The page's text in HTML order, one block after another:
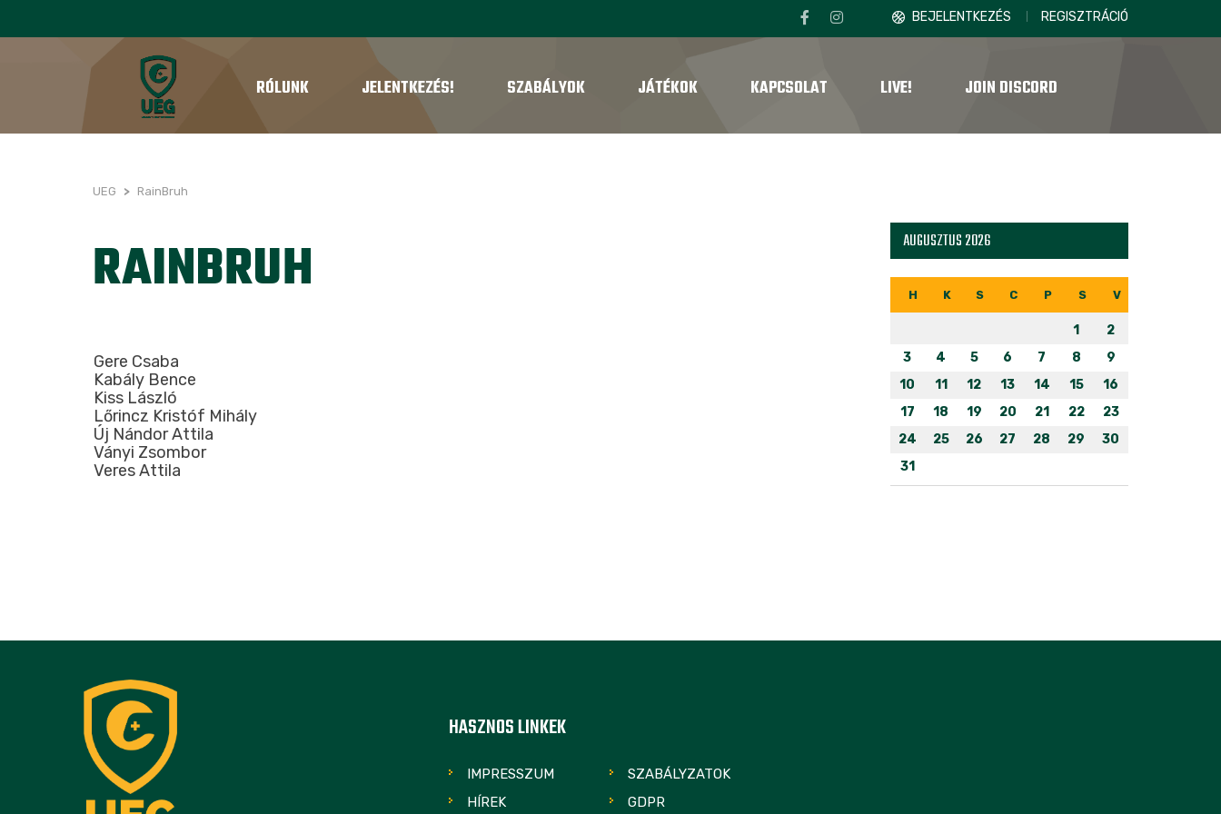
BEJELENTKEZÉS REGISZTRÁCIÓ
RÓLUNK JELENTKEZÉS! SZABÁLYOK JÁTÉKOK KAPCSOLAT LIVE! JOIN DISCORD
UEG > RainBruh
RAINBRUH
Gere Csaba
Kabály Bence
Kiss László
Lőrincz Kristóf Mihály
Új Nándor Attila
Ványi Zsombor
Veres Attila
AUGUSZTUS 2026
H K S C P S V
1
2
3
4 5 6 7 8
9
10
11 12 13 14 15
16
17
18 19 20 21 22
23
24
25 26 27 28 29
30
31
HASZNOS LINKEK
IMPRESSZUM
SZABÁLYZATOK
HÍREK
GDPR